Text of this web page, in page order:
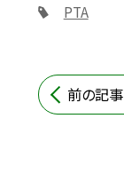
PTA
前の記事